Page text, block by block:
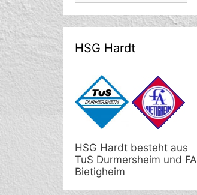
HSG Hardt
HSG Hardt besteht aus
TuS Durmersheim und FA
Bietigheim